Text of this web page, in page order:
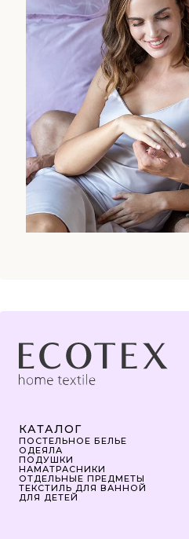
КАТАЛОГ
ПОСТЕЛЬНОЕ БЕЛЬЕ
ОДЕЯЛА
ПОДУШКИ
НАМАТРАСНИКИ
ОТДЕЛЬНЫЕ ПРЕДМЕТЫ
ТЕКСТИЛЬ ДЛЯ ВАННОЙ
ДЛЯ ДЕТЕЙ